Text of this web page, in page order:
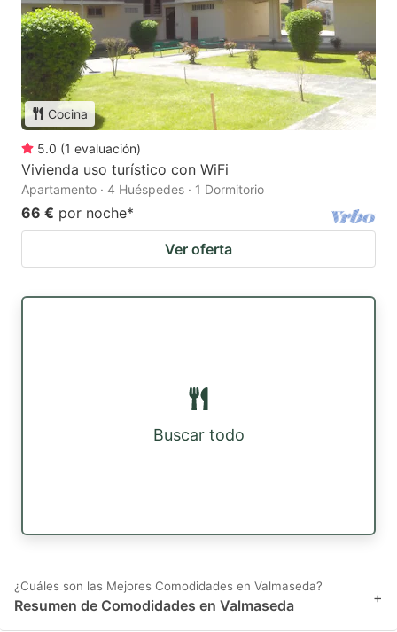
Cocina
5.0 (1 evaluación)
Vivienda uso turístico con WiFi
Apartamento · 4 Huéspedes · 1 Dormitorio
66 € por noche*
Ver oferta
Buscar todo
¿Cuáles son las Mejores Comodidades en Valmaseda?
Resumen de Comodidades en Valmaseda +